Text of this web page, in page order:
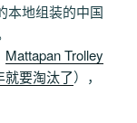
本地组装的中国
Mattapan Trolley
就要淘汰了），